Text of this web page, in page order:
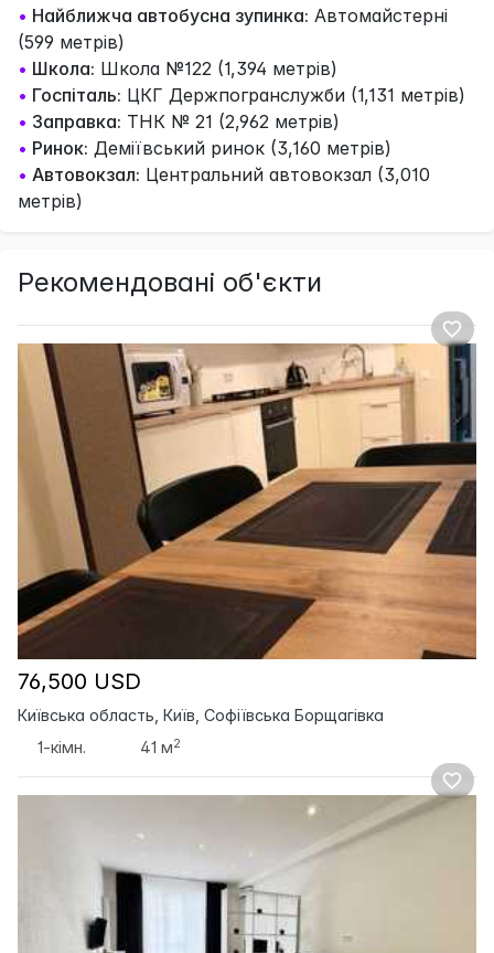
• Найближча автобусна зупинка: Автомайстерні
(599 метрів)
• Школа: Школа №122 (1,394 метрів)
• Госпіталь: ЦКГ Держпогранслужби (1,131 метрів)
• Заправка: ТНК № 21 (2,962 метрів)
• Ринок: Деміївський ринок (3,160 метрів)
• Автовокзал: Центральний автовокзал (3,010
метрів)
Рекомендовані об'єкти
76,500 USD
Київська область, Київ, Софіївська Борщагівка
1-кімн.
41 м2